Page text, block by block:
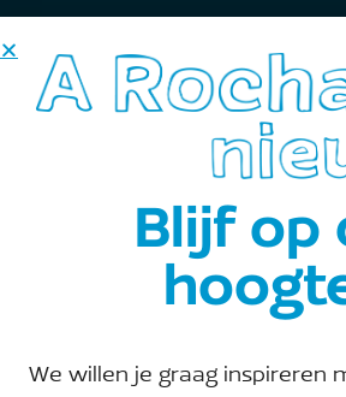
Je winkelwagen is
Blijf op
We willen je graag inspireren